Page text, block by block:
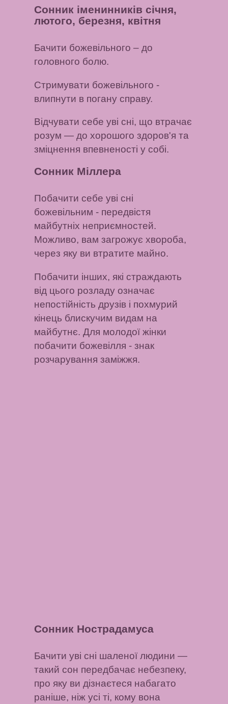
Сонник іменинників січня,
лютого, березня, квітня
Бачити божевільного – до
головного болю.
Стримувати божевільного -
влипнути в погану справу.
Відчувати себе уві сні, що втрачає
розум — до хорошого здоров'я та
зміцнення впевненості у собі.
Сонник Міллера
Побачити себе уві сні
божевільним - передвістя
майбутніх неприємностей.
Можливо, вам загрожує хвороба,
через яку ви втратите майно.
Побачити інших, які страждають
від цього розладу означає
непостійність друзів і похмурий
кінець блискучим видам на
майбутнє.Для молодої жінки
побачити божевілля - знак
розчарування заміжжя.
Сонник Нострадамуса
Бачити уві сні шаленої людини —
такий сон передбачає небезпеку,
про яку ви дізнаєтеся набагато
раніше, ніж усі ті, кому вона